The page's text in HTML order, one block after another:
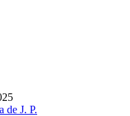
de J. P.